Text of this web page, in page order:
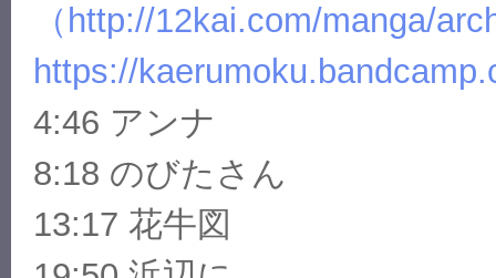
（http://12kai.com/manga/
https://
4:46 アンナ
8:18 のびたさん
13:17 花牛図